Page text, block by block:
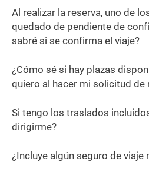
Al realizar la reserva, uno de
quedado de pendiente de
sabré si se confirma el viaje?
¿Cómo sé si hay plazas
quiero al hacer mi solicitud de
Si tengo los traslados
dirigirme?
¿Incluye algún seguro de viaje